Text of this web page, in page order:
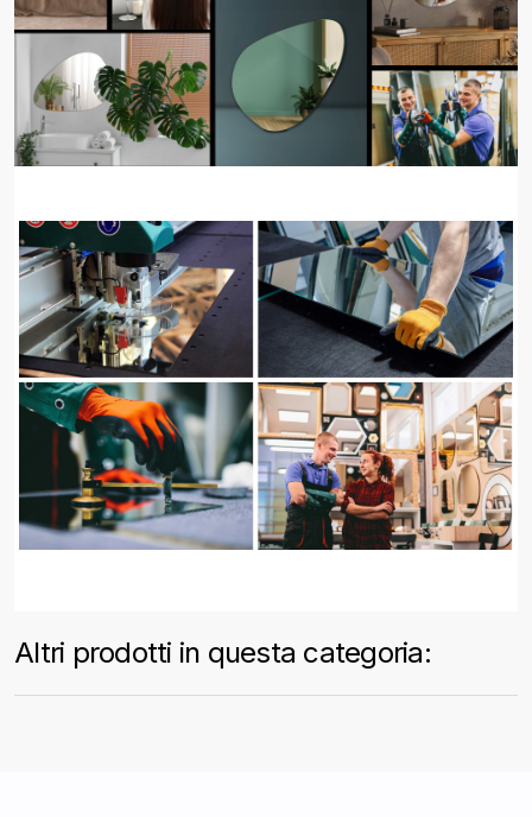
Altri prodotti in questa categoria: